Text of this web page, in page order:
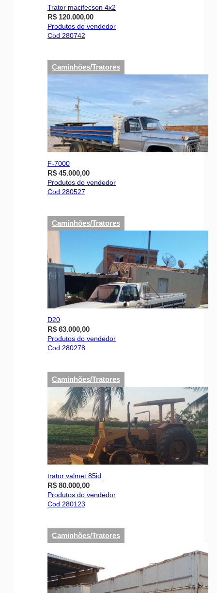
Trator macifecson 4x2
R$ 120.000,00
Produtos do vendedor
Cod 280742
Caminhões/Tratores
F-7000
R$ 45.000,00
Produtos do vendedor
Cod 280527
Caminhões/Tratores
D20
R$ 63.000,00
Produtos do vendedor
Cod 280278
Caminhões/Tratores
trator valmet 85id
R$ 80.000,00
Produtos do vendedor
Cod 280123
Caminhões/Tratores